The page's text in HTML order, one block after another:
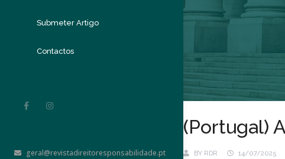
Submeter Artigo
Contactos
geral@revistadireitoresponsabilidade.pt
(Portugal)
BY RDR 14/07/2025